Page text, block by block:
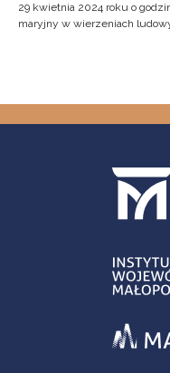
29 kwietnia 2024 roku o
maryjny w wierzeniach